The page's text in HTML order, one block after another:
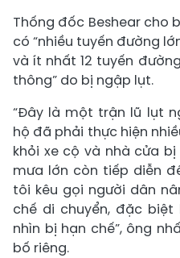
Thống đốc Beshear cho
có “nhiều tuyến đường
và ít nhất 12 tuyến
thông” do bị ngập lụt.
“Đây là một trận lũ lụt
hộ đã phải thực hiện
khỏi xe cộ và nhà cửa
mưa lớn còn tiếp diễn
tôi kêu gọi người dân
chế di chuyển, đặc
nhìn bị hạn chế”, ông
bố riêng.